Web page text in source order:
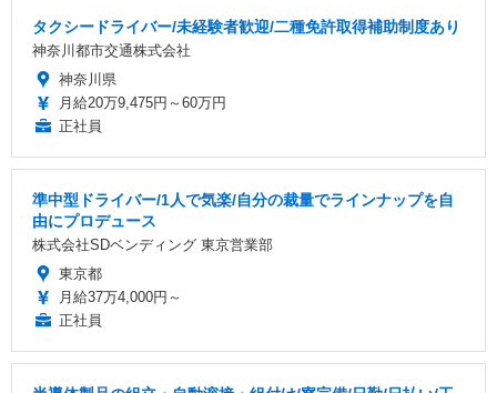
タクシードライバー/未経験者歓迎/二種免許取得補助制度あり
神奈川都市交通株式会社
神奈川県
月給20万9,475円～60万円
正社員
準中型ドライバー/1人で気楽/自分の裁量でラインナップを自
由にプロデュース
株式会社SDベンディング 東京営業部
東京都
月給37万4,000円～
正社員